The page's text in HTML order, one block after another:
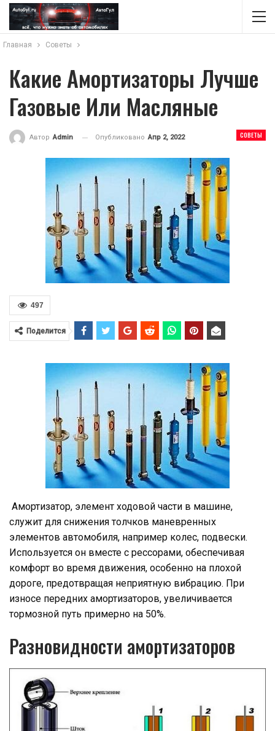
Главная Советы
Какие Амортизаторы Лучше
Газовые Или Масляные
СОВЕТЫ
Автор Admin Опубликовано Апр 2, 2022
497
Поделится
Амортизатор, элемент ходовой части в машине,
служит для снижения толчков маневренных
элементов автомобиля, например колес, подвески.
Используется он вместе с рессорами, обеспечивая
комфорт во время движения, особенно на плохой
дороге, предотвращая неприятную вибрацию. При
износе передних амортизаторов, увеличивается
тормозной путь примерно на 50%.
Разновидности амортизаторов